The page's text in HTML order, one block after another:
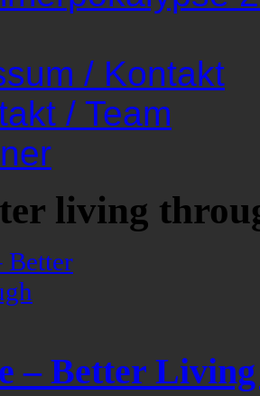
/ Kontakt
/ Team
living
– Better